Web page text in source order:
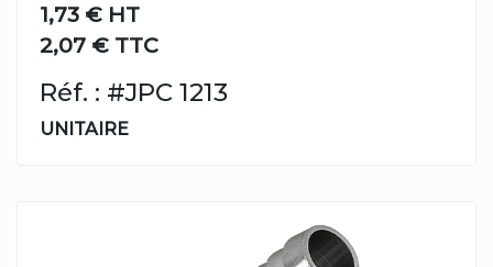
1,73 € HT
2,07 € TTC
Réf. : #JPC 1213
UNITAIRE